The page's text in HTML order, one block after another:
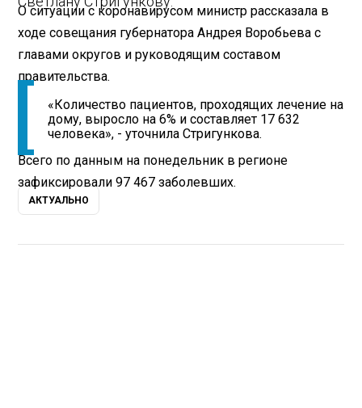
О ситуации с коронавирусом министр рассказала в
ходе совещания губернатора Андрея Воробьева с
главами округов и руководящим составом
правительства.
«Количество пациентов, проходящих лечение на
дому, выросло на 6% и составляет 17 632
человека», - уточнила Стригункова.
Всего по данным на понедельник в регионе
зафиксировали 97 467 заболевших.
АКТУАЛЬНО